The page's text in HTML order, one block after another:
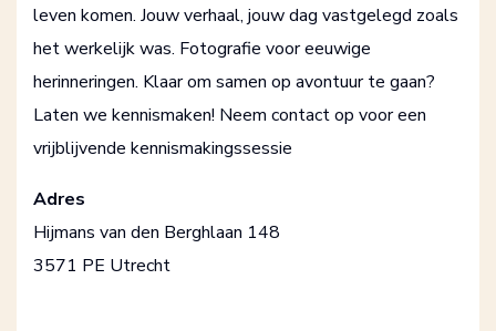
leven komen. Jouw verhaal, jouw dag vastgelegd zoals
het werkelijk was. Fotografie voor eeuwige
herinneringen. Klaar om samen op avontuur te gaan?
Laten we kennismaken! Neem contact op voor een
vrijblijvende kennismakingssessie
Adres
Hijmans van den Berghlaan 148
3571 PE Utrecht